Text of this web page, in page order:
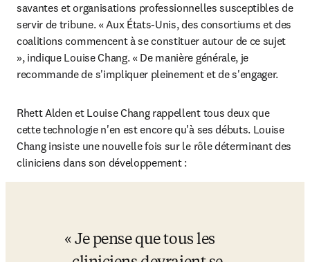
savantes et organisations professionnelles susceptibles de
servir de tribune. « Aux États-Unis, des consortiums et des
coalitions commencent à se constituer autour de ce sujet
», indique Louise Chang. « De manière générale, je
recommande de s'impliquer pleinement et de s'engager.
Rhett Alden et Louise Chang rappellent tous deux que
cette technologie n'en est encore qu'à ses débuts. Louise
Chang insiste une nouvelle fois sur le rôle déterminant des
cliniciens dans son développement :
Je pense que tous les